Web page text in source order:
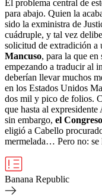
El problema central de
para abajo. Quien la
sido la exministra de
cuádruple, y tal vez
solicitud de extradición a
Mancuso, para la que en
empezando a traducir al
deberían llevar muchos
en los Estados Unidos
dos mil y pico de folios.
que hasta al
sin embargo, el Congreso
eligió a Cabello
mermelada… Pero no: se
Banana Republic